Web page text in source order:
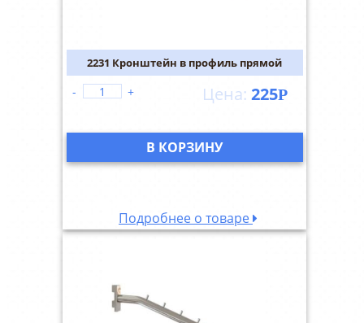
2231 Кронштейн в профиль прямой
225Р
- +
В КОРЗИНУ
Подробнее о товаре